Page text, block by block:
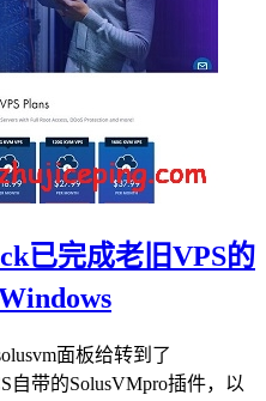
已完成老旧VPS的
面板给转到了
自带的SolusVMpro插件，以